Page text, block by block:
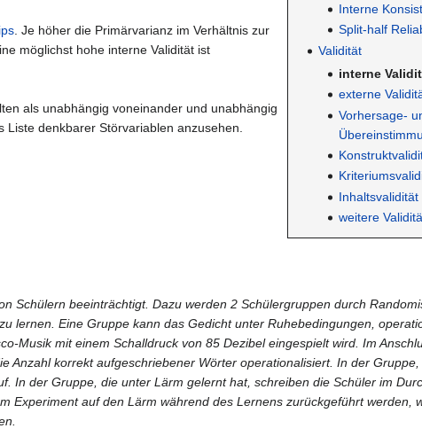
Interne
Split-half
Validität
interne
externe
Vorhersage-
Inhaltsvalidität
weitere
. Je höher die Primärvarianz im Verhältnis zur
möglichst hohe interne Validität ist
als unabhängig voneinander und unabhängig
Liste denkbarer Störvariablen anzusehen.
Schülern beeinträchtigt. Dazu werden 2 Schülergruppen durch
lernen. Eine Gruppe kann das Gedicht unter Ruhebedingungen,
Musik mit einem Schalldruck von 85 Dezibel eingespielt wird. Im
Anzahl korrekt aufgeschriebener Wörter operationalisiert. In der
In der Gruppe, die unter Lärm gelernt hat, schreiben die Schüler im
Experiment auf den Lärm während des Lernens zurückgeführt werden,